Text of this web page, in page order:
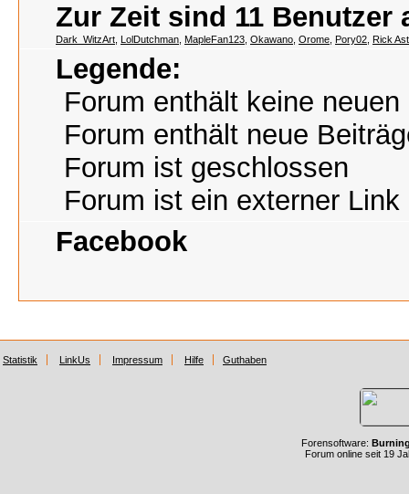
Zur Zeit sind 11 Benutzer
Dark_WitzArt LolDutchman MapleFan123 Okawano Orome Pory02 Rick
Legende:
Forum enthält keine neuen
Forum enthält neue
Forum ist geschlossen
Forum ist ein externer Link
Facebook
Statistik LinkUs Impressum Hilfe Guthaben
Forensoftware:
Forum online seit 19